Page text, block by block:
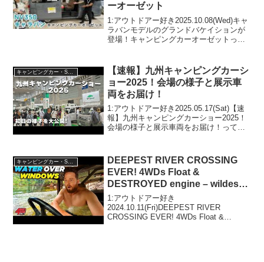
ーオーゼット
1:アウトドアー好き2025.10.08(Wed)キャ
ラバンモデルのグランドバケイションが
登場！キャンピングカーオーゼットって
動画は注目です！3:アウ...
【速報】九州キャンピングカーシ
ョー2025！会場の様子と展示車
両をお届け！
1:アウトドアー好き2025.05.17(Sat)【速
報】九州キャンピングカーショー2025！
会場の様子と展示車両をお届け！って人
画は注目です！3:ア...
キャンピングカー・SUV人気車種
DEEPEST RIVER CROSSING
EVER! 4WDs Float &
DESTROYED engine – wildest
Cape York moment ever filmed!
1:アウトドアー好き
2024.10.11(Fri)DEEPEST RIVER
CROSSING EVER! 4WDs Float &